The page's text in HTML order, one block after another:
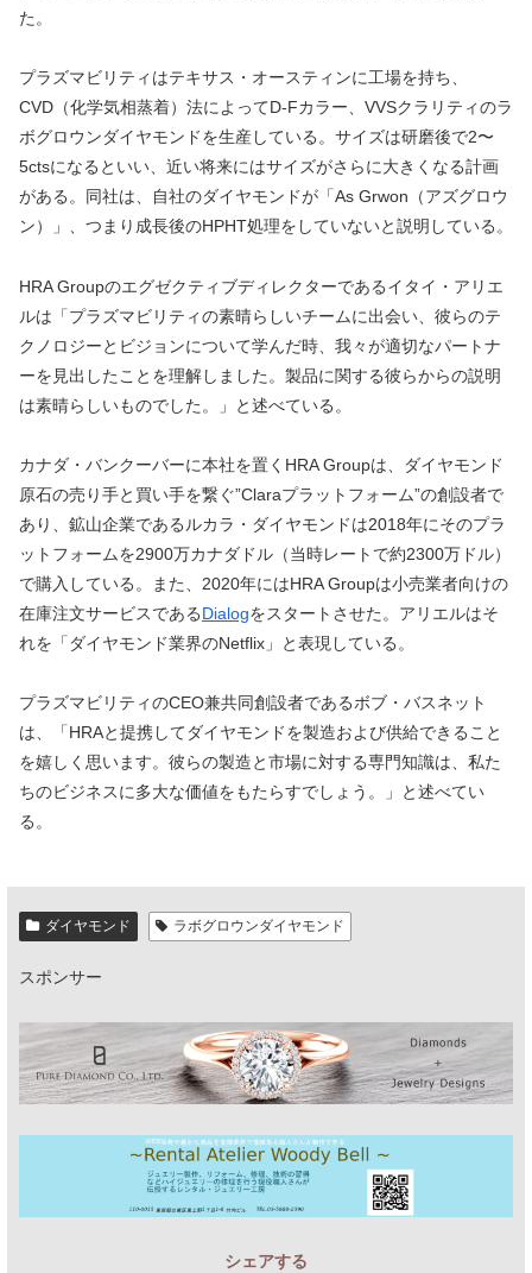
た。
プラズマビリティはテキサス・オースティンに工場を持ち、
CVD（化学気相蒸着）法によってD-Fカラー、VVSクラリティのラ
ボグロウンダイヤモンドを生産している。サイズは研磨後で2〜
5ctsになるといい、近い将来にはサイズがさらに大きくなる計画
がある。同社は、自社のダイヤモンドが「As Grwon（アズグロウ
ン）」、つまり成長後のHPHT処理をしていないと説明している。
HRA Groupのエグゼクティブディレクターであるイタイ・アリエ
ルは「プラズマビリティの素晴らしいチームに出会い、彼らのテ
クノロジーとビジョンについて学んだ時、我々が適切なパートナ
ーを見出したことを理解しました。製品に関する彼らからの説明
は素晴らしいものでした。」と述べている。
カナダ・バンクーバーに本社を置くHRA Groupは、ダイヤモンド
原石の売り手と買い手を繋ぐ”Claraプラットフォーム”の創設者で
あり、鉱山企業であるルカラ・ダイヤモンドは2018年にそのプラ
ットフォームを2900万カナダドル（当時レートで約2300万ドル）
で購入している。また、2020年にはHRA Groupは小売業者向けの
在庫注文サービスであるDialogをスタートさせた。アリエルはそ
れを「ダイヤモンド業界のNetflix」と表現している。
プラズマビリティのCEO兼共同創設者であるボブ・バスネット
は、「HRAと提携してダイヤモンドを製造および供給できること
を嬉しく思います。彼らの製造と市場に対する専門知識は、私た
ちのビジネスに多大な価値をもたらすでしょう。」と述べてい
る。
ダイヤモンド ラボグロウンダイヤモンド
スポンサー
シェアする